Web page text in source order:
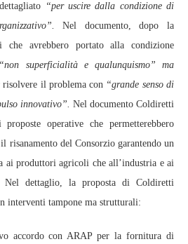
“per uscire dalla condizione di
Nel documento, dopo la
che avrebbero portato alla condizione
“non superficialità e qualunquismo” ma
risolvere il problema con “grande senso di
innovativo”. Nel documento Coldiretti
operative che permetterebbero
risanamento del Consorzio garantendo un
ai produttori agricoli che all’industria e ai
Nel dettaglio, la proposta di Coldiretti
interventi tampone ma strutturali:
accordo con ARAP per la fornitura di